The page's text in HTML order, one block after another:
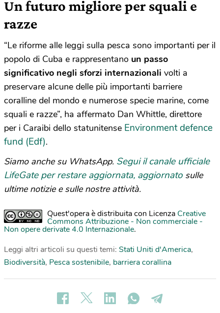
Un futuro migliore per squali e
razze
“Le riforme alle leggi sulla pesca sono importanti per il
popolo di Cuba e rappresentano un passo
significativo negli sforzi internazionali volti a
preservare alcune delle più importanti barriere
coralline del mondo e numerose specie marine, come
squali e razze”, ha affermato Dan Whittle, direttore
per i Caraibi dello statunitense Environment defence
fund (Edf).
Siamo anche su WhatsApp. Segui il canale ufficiale
LifeGate per restare aggiornata, aggiornato sulle
ultime notizie e sulle nostre attività.
Quest'opera è distribuita con Licenza Creative
Commons Attribuzione - Non commerciale -
Non opere derivate 4.0 Internazionale.
Leggi altri articoli su questi temi: Stati Uniti d'America,
Biodiversità, Pesca sostenibile, barriera corallina